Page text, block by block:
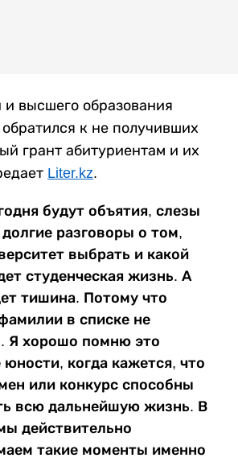
высшего образования
к не получивших
грант абитуриентам и их
Liter.kz.
будут объятия, слезы
разговоры о том,
выбрать и какой
студенческая жизнь. А
тишина. Потому что
в списке не
Я хорошо помню это
когда кажется, что
или конкурс способны
всю дальнейшую жизнь. В
действительно
такие моменты именно